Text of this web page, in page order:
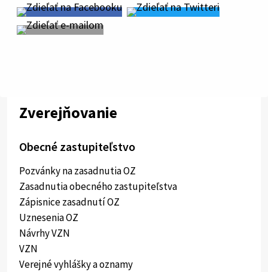
Zverejňovanie
Obecné zastupiteľstvo
Pozvánky na zasadnutia OZ
Zasadnutia obecného zastupiteľstva
Zápisnice zasadnutí OZ
Uznesenia OZ
Návrhy VZN
VZN
Verejné vyhlášky a oznamy